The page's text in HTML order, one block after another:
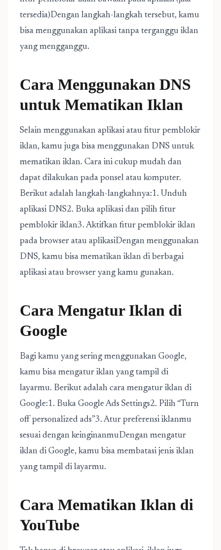
tersedia)Dengan langkah-langkah tersebut, kamu
bisa menggunakan aplikasi tanpa terganggu iklan
yang mengganggu.
Cara Menggunakan DNS
untuk Mematikan Iklan
Selain menggunakan aplikasi atau fitur pemblokir
iklan, kamu juga bisa menggunakan DNS untuk
mematikan iklan. Cara ini cukup mudah dan
dapat dilakukan pada ponsel atau komputer.
Berikut adalah langkah-langkahnya:1. Unduh
aplikasi DNS2. Buka aplikasi dan pilih fitur
pemblokir iklan3. Aktifkan fitur pemblokir iklan
pada browser atau aplikasiDengan menggunakan
DNS, kamu bisa mematikan iklan di berbagai
aplikasi atau browser yang kamu gunakan.
Cara Mengatur Iklan di
Google
Bagi kamu yang sering menggunakan Google,
kamu bisa mengatur iklan yang tampil di
layarmu. Berikut adalah cara mengatur iklan di
Google:1. Buka Google Ads Settings2. Pilih “Turn
off personalized ads”3. Atur preferensi iklanmu
sesuai dengan keinginanmuDengan mengatur
iklan di Google, kamu bisa membatasi jenis iklan
yang tampil di layarmu.
Cara Mematikan Iklan di
YouTube